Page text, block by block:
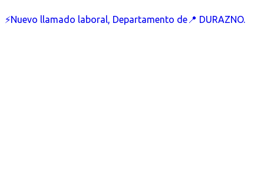
⚡Nuevo llamado laboral, Departamento de📍 DURAZNO.